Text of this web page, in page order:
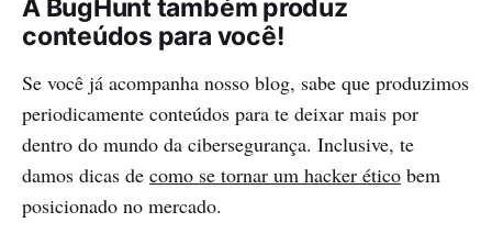
A BugHunt também produz
conteúdos para você!
Se você já acompanha nosso blog, sabe que produzimos
periodicamente conteúdos para te deixar mais por
dentro do mundo da cibersegurança. Inclusive, te
damos dicas de como se tornar um hacker ético bem
posicionado no mercado.